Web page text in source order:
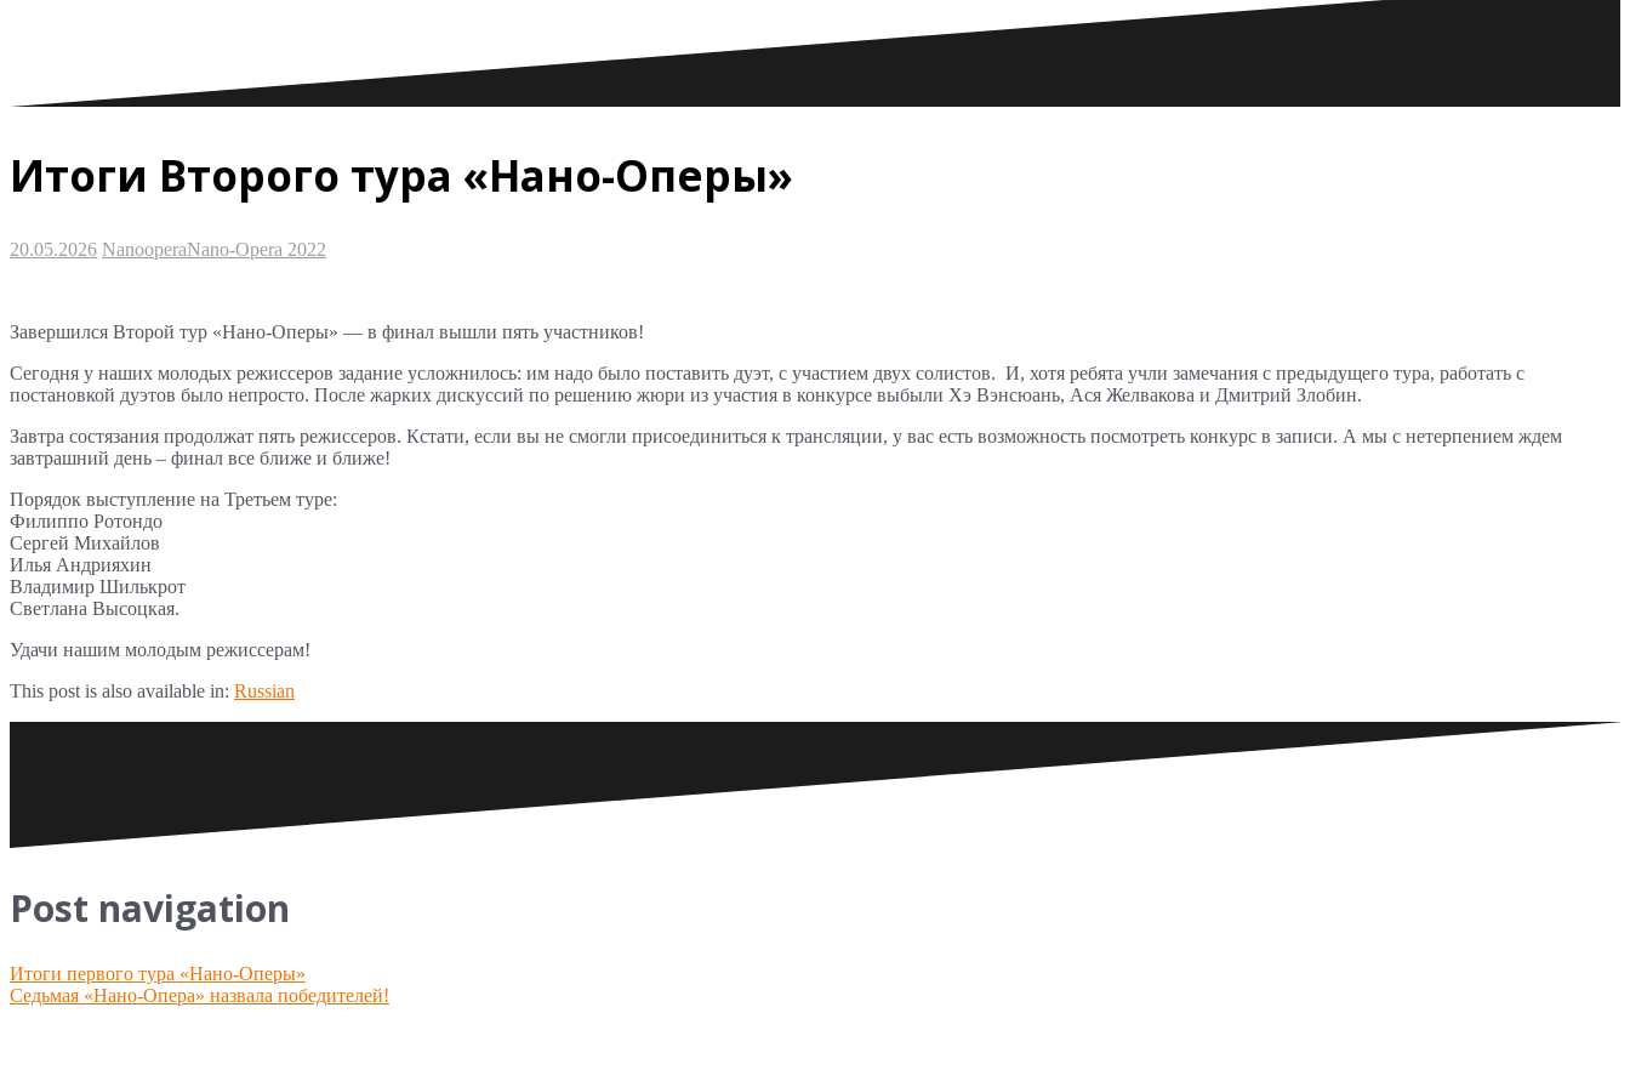
Итоги Второго тура «Нано-Оперы»
20.05.2026 NanooperaNano-Opera 2022
Завершился Второй тур «Нано-Оперы» — в финал вышли пять участников!
Сегодня у наших молодых режиссеров задание усложнилось: им надо было поставить дуэт, с участием двух солистов. И, хотя ребята учли замечания с предыдущего тура, работать с
постановкой дуэтов было непросто. После жарких дискуссий по решению жюри из участия в конкурсе выбыли Хэ Вэнсюань, Ася Желвакова и Дмитрий Злобин.
Завтра состязания продолжат пять режиссеров. Кстати, если вы не смогли присоединиться к трансляции, у вас есть возможность посмотреть конкурс в записи. А мы с нетерпением ждем
завтрашний день – финал все ближе и ближе!
Порядок выступление на Третьем туре:
Филиппо Ротондо
Сергей Михайлов
Илья Андрияхин
Владимир Шилькрот
Светлана Высоцкая.
Удачи нашим молодым режиссерам!
This post is also available in: Russian
Post navigation
Итоги первого тура «Нано-Оперы»
Седьмая «Нано-Опера» назвала победителей!